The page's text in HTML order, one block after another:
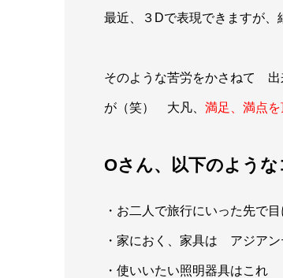
最近、３Dで表現できますが、
そのような苦労をかさねて 出
が（笑） 大凡、 満足、満点を
Oさん、以下のよう
・お二人で旅行にいった先で
・家におく、家具は アジア
・使いいたい照明器具はこれ